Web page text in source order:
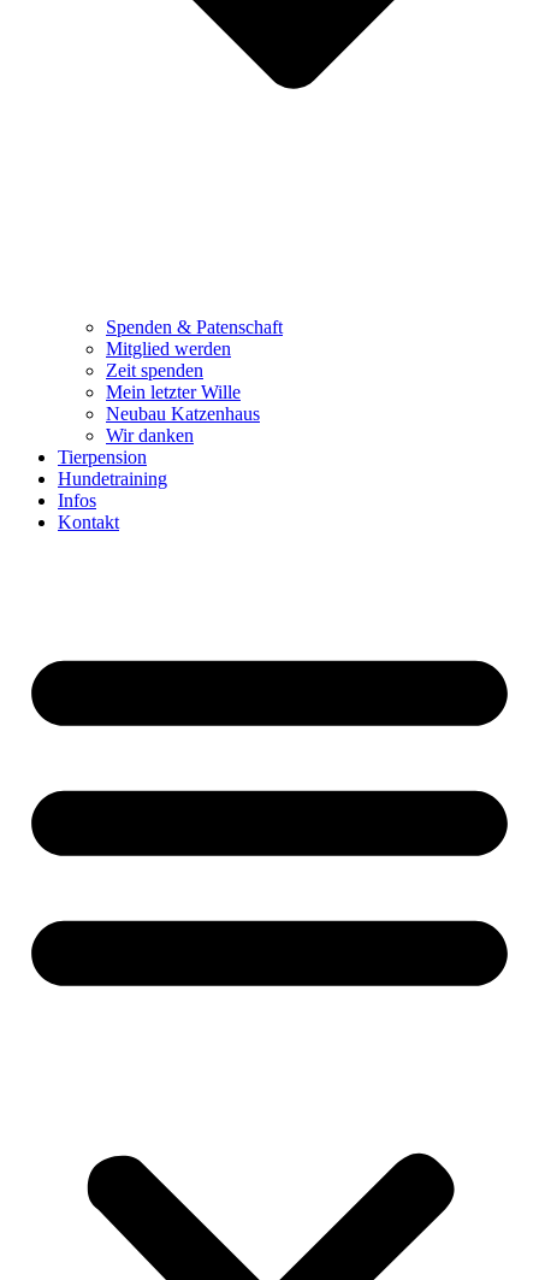
Spenden & Patenschaft
Mitglied werden
Zeit spenden
Mein letzter Wille
Neubau Katzenhaus
Wir danken
Tierpension
Hundetraining
Infos
Kontakt